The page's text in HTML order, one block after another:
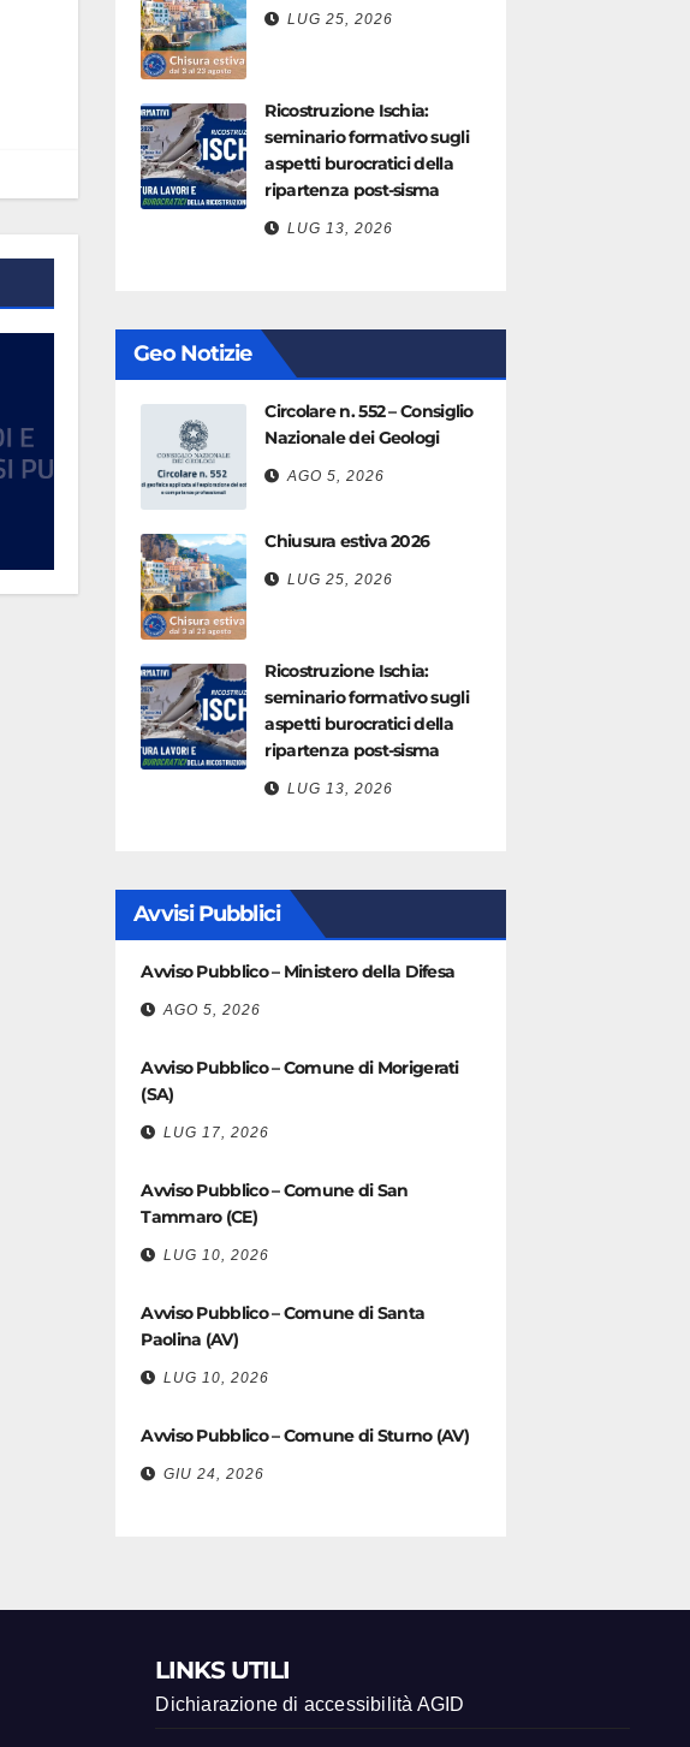
LUG 25, 2026
Ricostruzione Ischia:
seminario formativo sugli
aspetti burocratici della
ripartenza post-sisma
LUG 13, 2026
Geo Notizie
Circolare n. 552 – Consiglio
Nazionale dei Geologi
AGO 5, 2026
Chiusura estiva 2026
LUG 25, 2026
Ricostruzione Ischia:
seminario formativo sugli
aspetti burocratici della
ripartenza post-sisma
LUG 13, 2026
Avvisi Pubblici
Avviso Pubblico – Ministero della Difesa
AGO 5, 2026
Avviso Pubblico – Comune di Morigerati
(SA)
LUG 17, 2026
Avviso Pubblico – Comune di San
Tammaro (CE)
LUG 10, 2026
Avviso Pubblico – Comune di Santa
Paolina (AV)
LUG 10, 2026
Avviso Pubblico – Comune di Sturno (AV)
GIU 24, 2026
LINKS UTILI
Dichiarazione di accessibilità AGID